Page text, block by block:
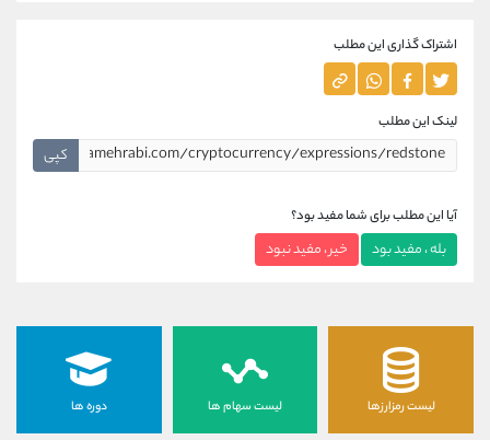
اشتراک گذاری این مطلب
لینک این مطلب
کپی
آیا این مطلب برای شما مفید بود؟
بله ، مفید بود خیر ، مفید نبود
لیست رمزارزها لیست سهام ها دوره ها